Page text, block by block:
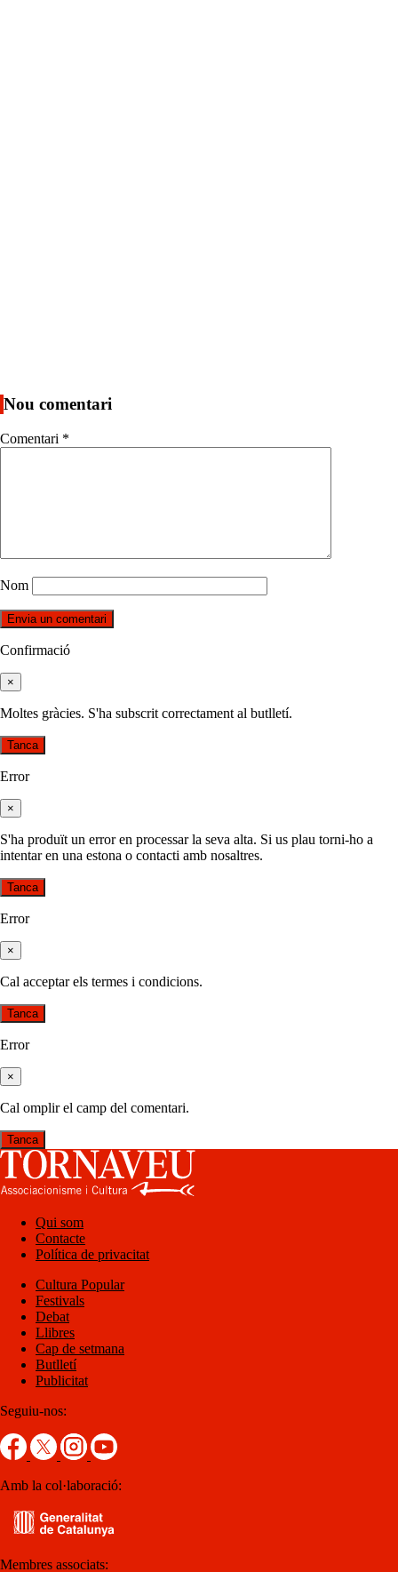
Nou comentari
Comentari *
Nom
Confirmació
×
Moltes gràcies. S'ha subscrit correctament al butlletí.
Tanca
Error
×
S'ha produït un error en processar la seva alta. Si us plau torni-ho a
intentar en una estona o contacti amb nosaltres.
Tanca
Error
×
Cal acceptar els termes i condicions.
Tanca
Error
×
Cal omplir el camp del comentari.
Tanca
Qui som
Contacte
Política de privacitat
Cultura Popular
Festivals
Debat
Llibres
Cap de setmana
Butlletí
Publicitat
Seguiu-nos:
Amb la col·laboració:
Membres associats: